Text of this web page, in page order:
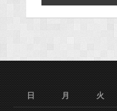
日
月 火